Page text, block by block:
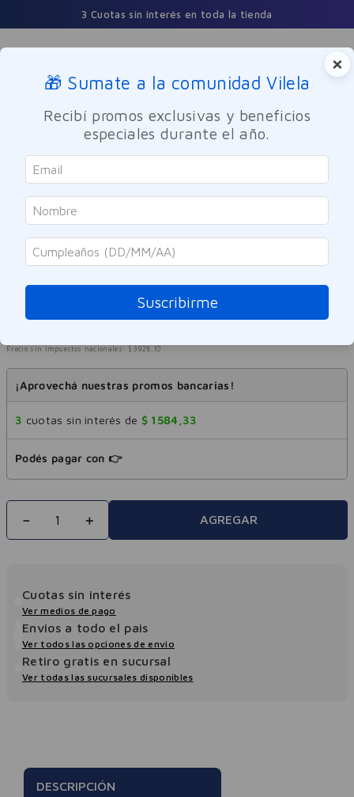
3 Cuotas sin interés en toda la tienda
Buscar
Cuidado de la Salud Primeros Auxilios
Curitas
Curitas Marvel x20
Referencia
4753,00
Precio sin impuestos nacionales: $ 3928 , 10
¡Aprovechá nuestras promos bancarias!
3 cuotas sin interés de $ 1584 ,33
Podés pagar con 👉
＋
－ AGREGAR
Cuotas sin interés
Ver medios de pago
Envios a todo el pais
Ver todos las opciones de envio
Retiro gratis en sucursal
Ver todas las sucursales disponibles
DESCRIPCIÓN
×
🎁 Sumate a la comunidad Vilela
Recibí promos exclusivas y beneficios
especiales durante el año.
Suscribirme